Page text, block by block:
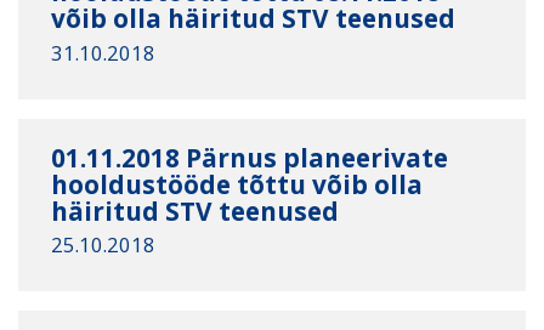
võib olla häiritud STV teenused
31.10.2018
01.11.2018 Pärnus planeerivate
hooldustööde tõttu võib olla
häiritud STV teenused
25.10.2018